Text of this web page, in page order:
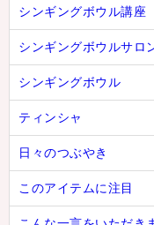
シンギングボウル講座
シンギングボウルサロ
シンギングボウル
ティンシャ
日々のつぶやき
このアイテムに注目